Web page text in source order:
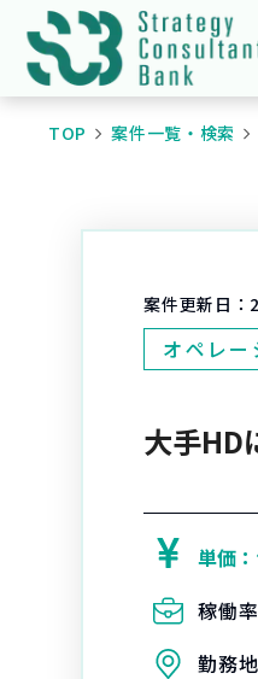
TOP 案件一覧・検索
案件更新日：
オペレー
大手HD
単価：
稼働率
勤務